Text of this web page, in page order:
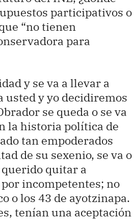
participativos o
“no tienen
para
y se va a llevar a
usted y yo decidiremos
se queda o se va
la historia política de
tan empoderados
de su sexenio, se va o
quitar a
incompetentes; no
o los 43 de ayotzinapa.
tenían una aceptación